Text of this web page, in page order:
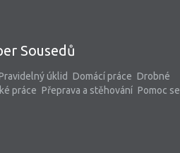
Sousedů
úklid Domácí práce Drobné
práce Přeprava a stěhování Pomoc se